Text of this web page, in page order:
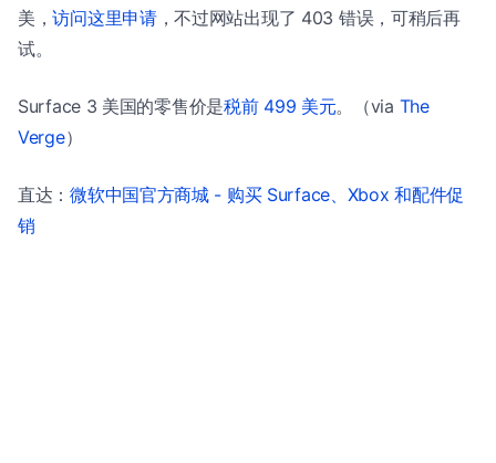
美，访问这里申请，不过网站出现了 403 错误，可稍后再
试。
Surface 3 美国的零售价是税前 499 美元。（via The
Verge）
直达：微软中国官方商城 - 购买 Surface、Xbox 和配件促
销